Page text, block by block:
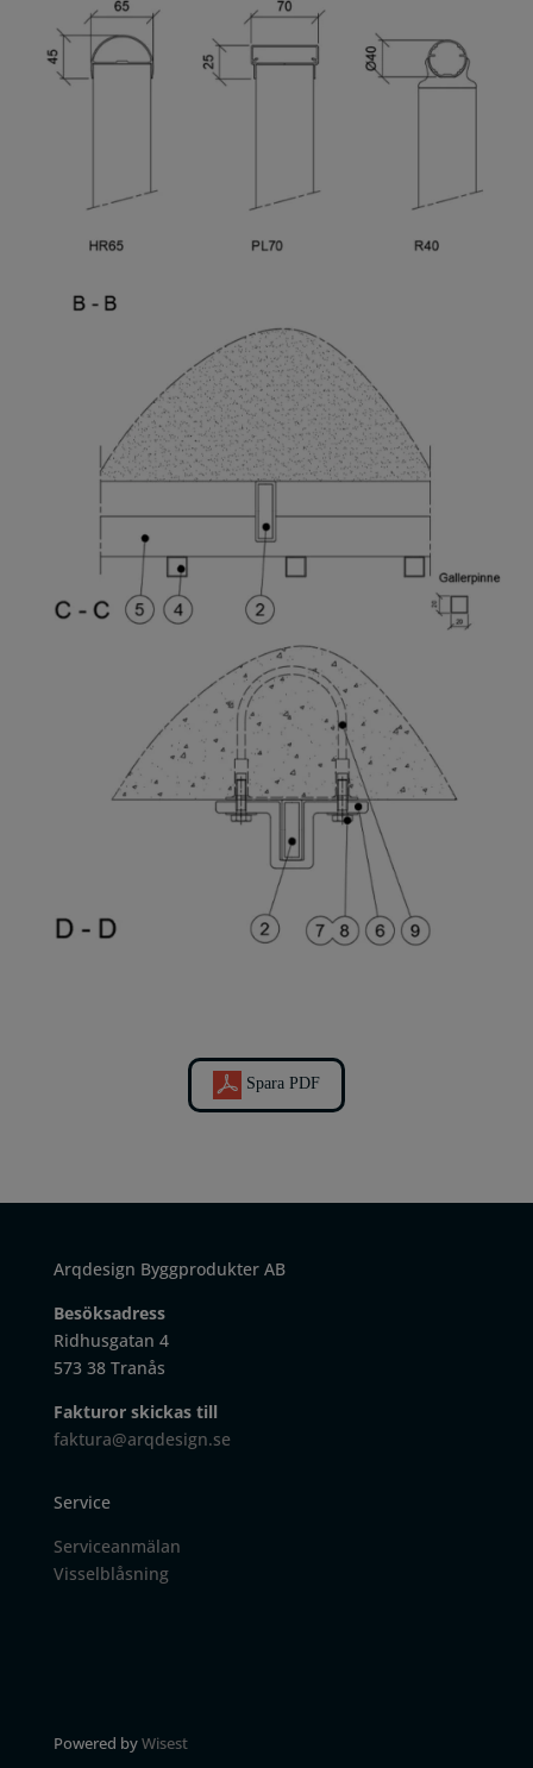
Spara PDF
Arqdesign Byggprodukter AB
Besöksadress
Ridhusgatan 4
573 38 Tranås
Fakturor skickas till
faktura@arqdesign.se
Service
Serviceanmälan
Visselblåsning
Powered byWisest